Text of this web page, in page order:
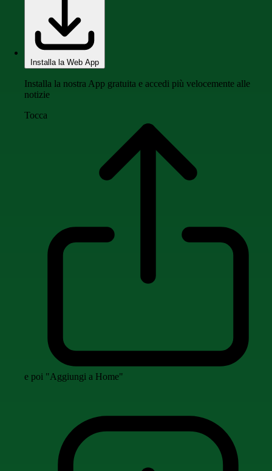
Installa la Web App
Installa la nostra App gratuita e accedi più velocemente alle
notizie
Tocca
e poi "Aggiungi a Home"